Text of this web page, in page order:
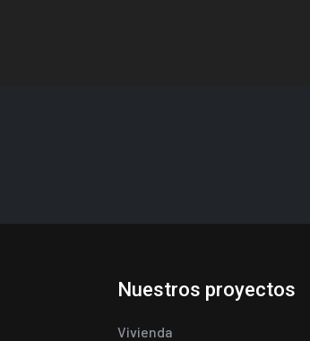
Nuestros proyectos
Vivienda